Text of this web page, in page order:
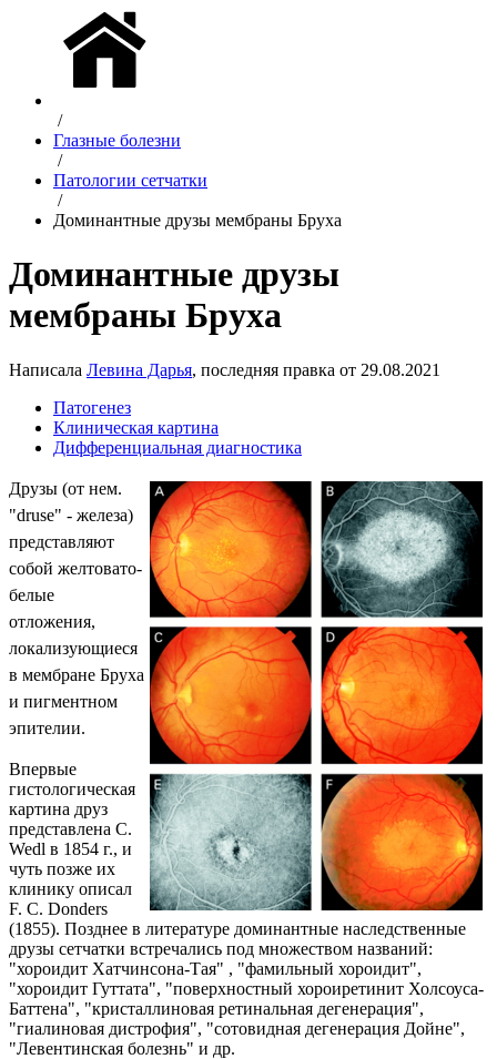
/
Глазные болезни
/
Патологии сетчатки
/
Доминантные друзы мембраны Бруха
Доминантные друзы
мембраны Бруха
Написала Левина Дарья, последняя правка от 29.08.2021
Патогенез
Клиническая картина
Дифференциальная диагностика
Друзы (от нем.
"druse" - железа)
представляют
собой желтовато-
белые
отложения,
локализующиеся
в мембране Бруха
и пигментном
эпителии.
Впервые
гистологическая
картина друз
представлена С.
Wedl в 1854 г., и
чуть позже их
клинику описал
F. C. Donders
(1855). Позднее в литературе доминантные наследственные
друзы сетчатки встречались под множеством названий:
"хороидит Хатчинсона-Тая" , "фамильный хороидит",
"хороидит Гуттата", "поверхностный хороиретинит Холсоуса-
Баттена", "кристаллиновая ретинальная дегенерация",
"гиалиновая дистрофия", "сотовидная дегенерация Дойне",
"Левентинская болезнь" и др.